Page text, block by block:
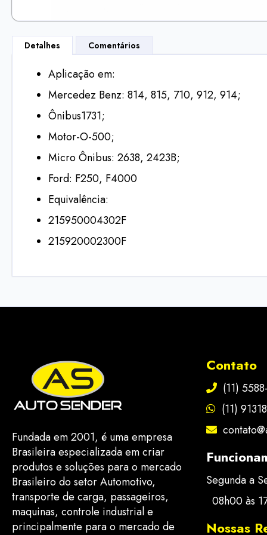
beginning
images
gallery
Detalhes
Aplicação em:
Mercedez Benz: 814, 815, 710, 912, 914;
Ônibus1731;
Motor-O-500;
Micro Ônibus: 2638, 2423B;
Ford: F250, F4000
Equivalência:
215950004302F
215920002300F
Comentários
Fundada em 2001, é uma empresa
Brasileira especializada em criar
produtos e soluções para o mercado
Brasileiro do setor Automotivo,
transporte de carga, passageiros,
maquinas, controle industrial e
principalmente para o mercado de
Contato
(11)
(11)
Segunda a
08h00 às
Nossas